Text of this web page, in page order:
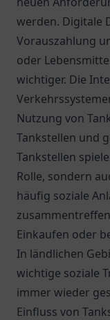
werden. Digitale
Vorauszahlung
oder
wichtiger. Die
Nutzung von
Tankstellen und
Tankstellen
Rolle, sondern
häufig soziale
Einkaufen oder
In ländlichen
wichtige soziale
immer wieder
Einfluss von